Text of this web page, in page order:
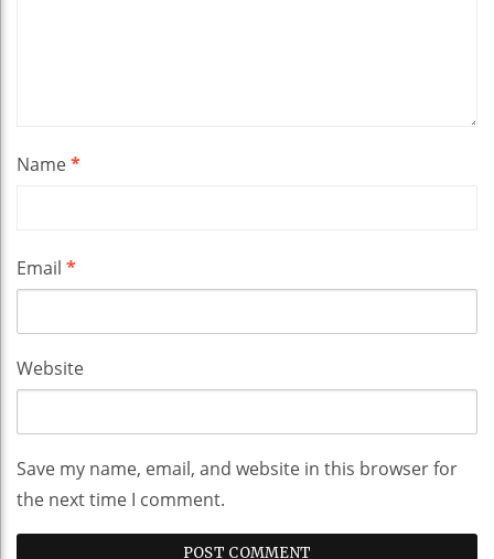
Name*
Email *
Website
Save my name, email, and website in this browser for
the next time I comment.